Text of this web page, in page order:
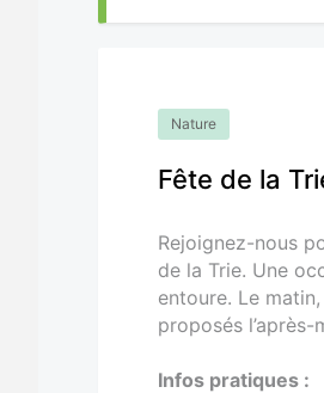
Nature
Fête de la
Rejoignez-nous
de la Trie. Une
entoure. Le
proposés
Infos pratiques :